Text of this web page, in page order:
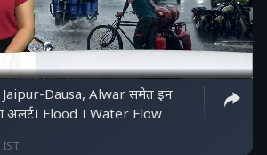
Dausa, Alwar समेत इन
अलर्ट। Flood । Water Flow